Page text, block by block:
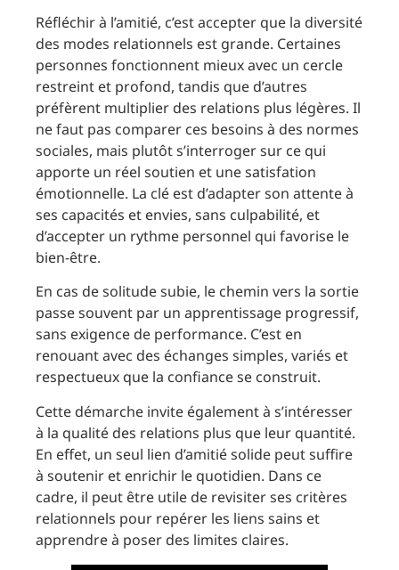
Réfléchir à l’amitié, c’est accepter que la diversité
des modes relationnels est grande. Certaines
personnes fonctionnent mieux avec un cercle
restreint et profond, tandis que d’autres
préfèrent multiplier des relations plus légères. Il
ne faut pas comparer ces besoins à des normes
sociales, mais plutôt s’interroger sur ce qui
apporte un réel soutien et une satisfation
émotionnelle. La clé est d’adapter son attente à
ses capacités et envies, sans culpabilité, et
d’accepter un rythme personnel qui favorise le
bien-être.
En cas de solitude subie, le chemin vers la sortie
passe souvent par un apprentissage progressif,
sans exigence de performance. C’est en
renouant avec des échanges simples, variés et
respectueux que la confiance se construit.
Cette démarche invite également à s’intéresser
à la qualité des relations plus que leur quantité.
En effet, un seul lien d’amitié solide peut suffire
à soutenir et enrichir le quotidien. Dans ce
cadre, il peut être utile de revisiter ses critères
relationnels pour repérer les liens sains et
apprendre à poser des limites claires.